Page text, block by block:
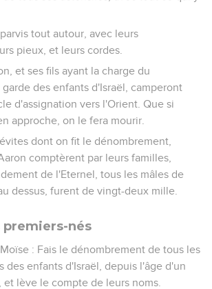
tout autour, avec leurs
pieux, et leurs cordes.
et ses fils ayant la charge du
des enfants d'Israël, camperont
d'assignation vers l'Orient. Que si
approche, on le fera mourir.
dont on fit le dénombrement,
comptèrent par leurs familles,
de l'Eternel, tous les mâles de
dessus, furent de vingt-deux mille.
premiers-nés
: Fais le dénombrement de tous les
des enfants d'Israël, depuis l'âge d'un
et lève le compte de leurs noms.